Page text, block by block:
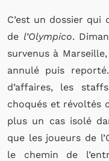
C’est un dossier qui
de l’Olympico.
survenus à
annulé puis
d’affaires, les
choqués et révoltés
plus un cas isolé
que les joueurs de
le chemin de